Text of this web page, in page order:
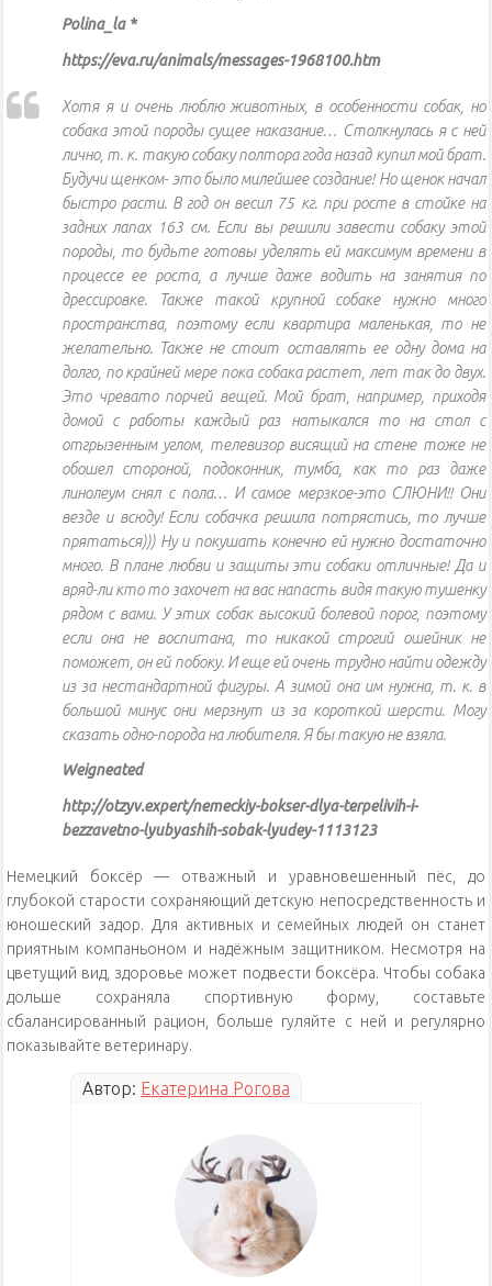
Polina_la *
https://eva.ru/animals/messages-1968100.htm
Хотя я и очень люблю животных, в особенности собак, но
собака этой породы сущее наказание… Столкнулась я с ней
лично, т. к. такую собаку полтора года назад купил мой брат.
Будучи щенком- это было милейшее создание! Но щенок начал
быстро расти. В год он весил 75 кг. при росте в стойке на
задних лапах 163 см. Если вы решили завести собаку этой
породы, то будьте готовы уделять ей максимум времени в
процессе ее роста, а лучше даже водить на занятия по
дрессировке. Также такой крупной собаке нужно много
пространства, поэтому если квартира маленькая, то не
желательно. Также не стоит оставлять ее одну дома на
долго, по крайней мере пока собака растет, лет так до двух.
Это чревато порчей вещей. Мой брат, например, приходя
домой с работы каждый раз натыкался то на стол с
отгрызенным углом, телевизор висящий на стене тоже не
обошел стороной, подоконник, тумба, как то раз даже
линолеум снял с пола… И самое мерзкое-это СЛЮНИ!! Они
везде и всюду! Если собачка решила потрястись, то лучше
прятаться))) Ну и покушать конечно ей нужно достаточно
много. В плане любви и защиты эти собаки отличные! Да и
вряд-ли кто то захочет на вас напасть видя такую тушенку
рядом с вами. У этих собак высокий болевой порог, поэтому
если она не воспитана, то никакой строгий ошейник не
поможет, он ей побоку. И еще ей очень трудно найти одежду
из за нестандартной фигуры. А зимой она им нужна, т. к. в
большой минус они мерзнут из за короткой шерсти. Могу
сказать одно-порода на любителя. Я бы такую не взяла.
Weigneated
http://otzyv.expert/nemeckiy-bokser-dlya-terpelivih-i-
bezzavetno-lyubyashih-sobak-lyudey-1113123
Немецкий боксёр — отважный и уравновешенный пёс, до
глубокой старости сохраняющий детскую непосредственность и
юношеский задор. Для активных и семейных людей он станет
приятным компаньоном и надёжным защитником. Несмотря на
цветущий вид, здоровье может подвести боксёра. Чтобы собака
дольше сохраняла спортивную форму, составьте
сбалансированный рацион, больше гуляйте с ней и регулярно
показывайте ветеринару.
Автор: Екатерина Рогова